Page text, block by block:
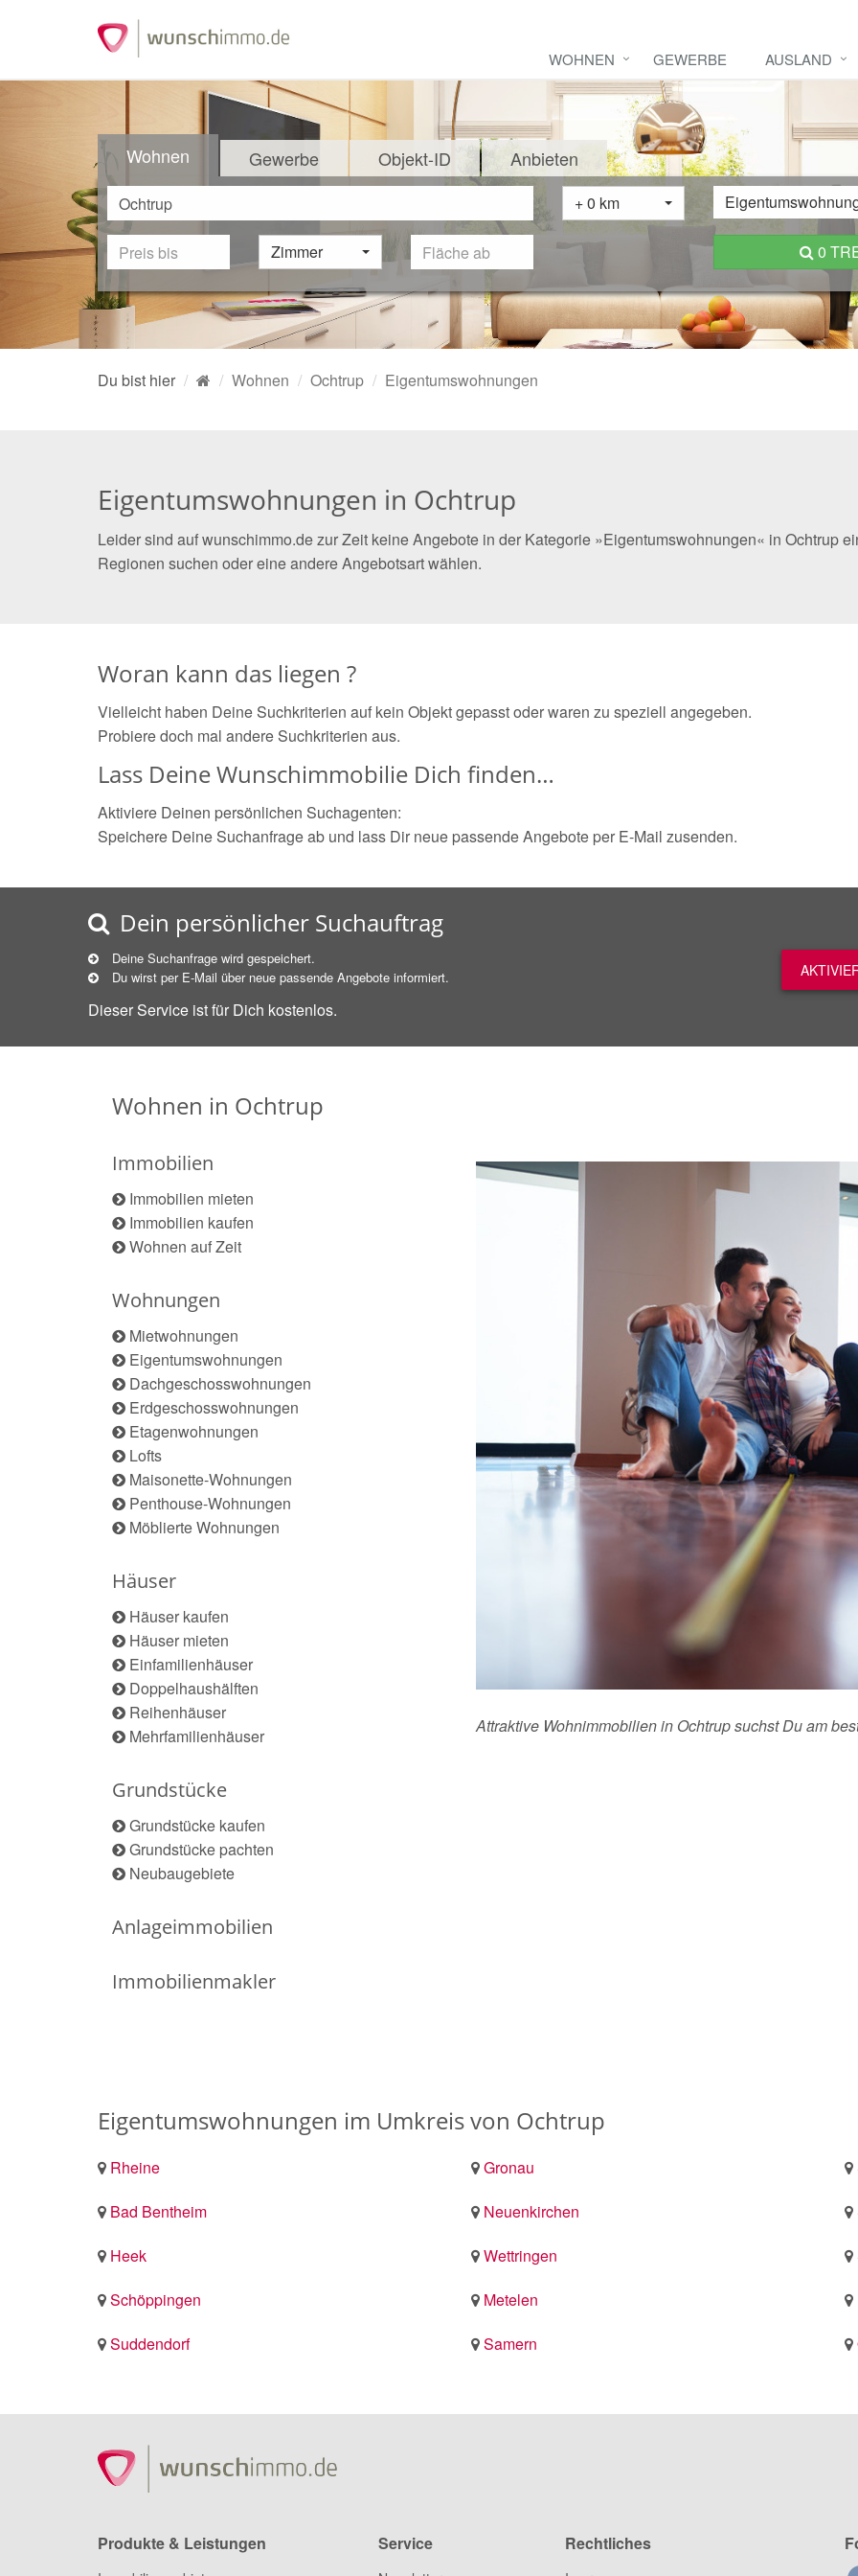
WOHNEN GEWERBE AUSLAND
Wohnen Gewerbe Objekt-ID Anbieten
+ 0 km
Zimmer 0
Du bist hier Wohnen Ochtrup Eigentumswohnungen
Eigentumswohnungen in Ochtrup
Leider sind auf wunschimmo.de zur Zeit keine Angebote in der Kategorie »Eigentumswohnungen« in Ochtrup
Regionen suchen oder eine andere Angebotsart wählen.
Woran kann das liegen ?
Vielleicht haben Deine Suchkriterien auf kein Objekt gepasst oder waren zu speziell angegeben.
Probiere doch mal andere Suchkriterien aus.
Lass Deine Wunschimmobilie Dich finden…
Aktiviere Deinen persönlichen Suchagenten:
Speichere Deine Suchanfrage ab und lass Dir neue passende Angebote per E-Mail zusenden.
Dein persönlicher Suchauftrag
Deine Suchanfrage wird gespeichert.
Du wirst per E-Mail über neue passende Angebote informiert.
Dieser Service ist für Dich kostenlos.
Wohnen in Ochtrup
Immobilien
Immobilien mieten
Immobilien kaufen
Wohnen auf Zeit
Wohnungen
Mietwohnungen
Eigentumswohnungen
Dachgeschosswohnungen
Erdgeschosswohnungen
Etagenwohnungen
Lofts
Maisonette-Wohnungen
Penthouse-Wohnungen
Möblierte Wohnungen
Häuser
Häuser kaufen
Häuser mieten
Einfamilienhäuser
Doppelhaushälften
Reihenhäuser
Mehrfamilienhäuser
Grundstücke
Grundstücke kaufen
Grundstücke pachten
Neubaugebiete
Anlageimmobilien
Immobilienmakler
Attraktive Wohnimmobilien in Ochtrup suchst Du am
Eigentumswohnungen im Umkreis von Ochtrup
Rheine Gronau
Bad Bentheim
Neuenkirchen
Heek
Wettringen
Schöppingen
Metelen
Suddendorf
Samern
Produkte & Leistungen Service Rechtliches